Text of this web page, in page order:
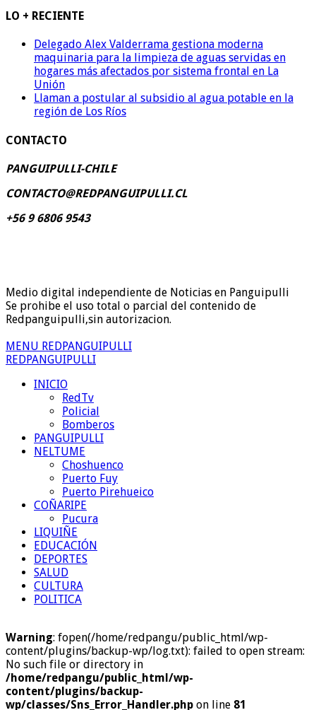
LO + RECIENTE
Delegado Alex Valderrama gestiona moderna
maquinaria para la limpieza de aguas servidas en
hogares más afectados por sistema frontal en La
Unión
Llaman a postular al subsidio al agua potable en la
región de Los Ríos
CONTACTO
PANGUIPULLI-CHILE
CONTACTO@REDPANGUIPULLI.CL
+56 9 6806 9543
Medio digital independiente de Noticias en Panguipulli
Se prohibe el uso total o parcial del contenido de
Redpanguipulli,sin autorizacion.
MENU REDPANGUIPULLI
REDPANGUIPULLI
INICIO
RedTv
Policial
Bomberos
PANGUIPULLI
NELTUME
Choshuenco
Puerto Fuy
Puerto Pirehueico
COÑARIPE
Pucura
LIQUIÑE
EDUCACIÓN
DEPORTES
SALUD
CULTURA
POLITICA
Warning: fopen(/home/redpangu/public_html/wp-
content/plugins/backup-wp/log.txt): failed to open stream:
No such file or directory in
/home/redpangu/public_html/wp-
content/plugins/backup-
wp/classes/Sns_Error_Handler.php on line 81